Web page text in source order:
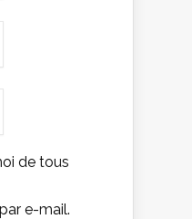
de tous
e-mail.